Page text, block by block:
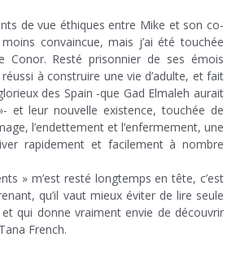
de vue éthiques entre Mike et son co-
convaincue, mais j’ai été touchée
Conor. Resté prisonnier de ses émois
réussi à construire une vie d’adulte, et fait
des Spain -que Gad Elmaleh aurait
et leur nouvelle existence, touchée de
l’endettement et l’enfermement, une
rapidement et facilement à nombre
» m’est resté longtemps en tête, c’est
qu’il vaut mieux éviter de lire seule
qui donne vraiment envie de découvrir
French.